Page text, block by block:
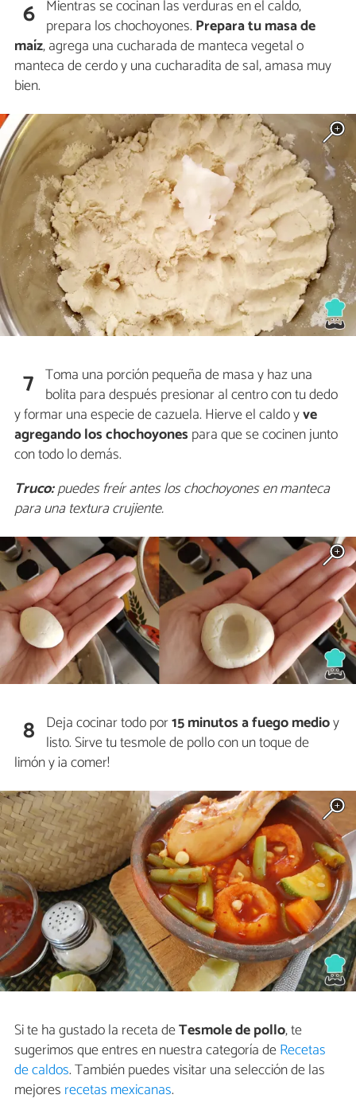
6 Mientras se cocinan las verduras en el caldo,
prepara los chochoyones. Prepara tu masa de
maíz, agrega una cucharada de manteca vegetal o
manteca de cerdo y una cucharadita de sal, amasa muy
bien.
7 Toma una porción pequeña de masa y haz una
bolita para después presionar al centro con tu dedo
y formar una especie de cazuela. Hierve el caldo yve
agregando los chochoyones para que se cocinen junto
con todo lo demás.
Truco:puedes freír antes los chochoyones en manteca
para una textura crujiente.
8 Deja cocinar todo por15 minutosa fuego medioy
listo. Sirve tu tesmole de pollo con un toque de
limón y ¡a comer!
Si te ha gustado la receta deTesmole de pollo, te
sugerimos que entres en nuestra categoría deRecetas
de caldos. También puedes visitar una selección de las
mejores recetas mexicanas.